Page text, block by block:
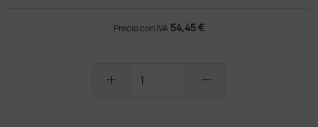
Precio con IVA 54,45 €
add remove